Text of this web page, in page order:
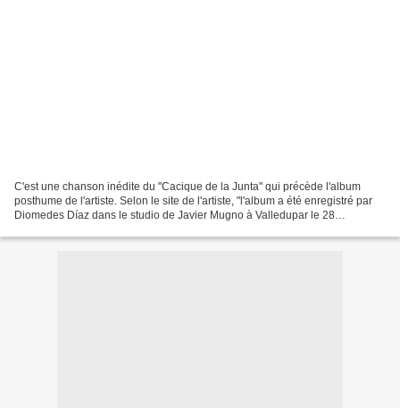
C'est une chanson inédite du "Cacique de la Junta" qui précède l'album
posthume de l'artiste. Selon le site de l'artiste, "l'album a été enregistré par
Diomedes Díaz dans le studio de Javier Mugno à Valledupar le 28